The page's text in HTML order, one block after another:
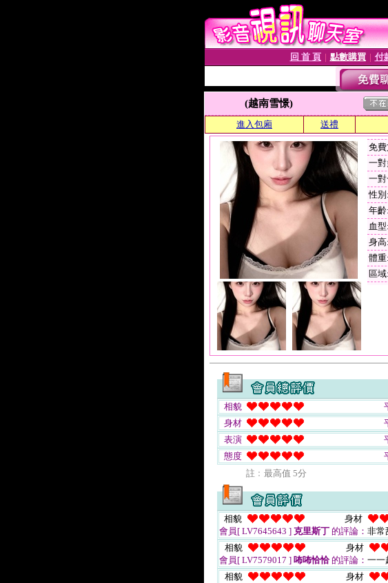
回 首 頁 點數購買│ 付
(越南雪憬)
進入包廂 送禮
免
一
一
性
年
血型:
身高
體
區
相貌
身材
表演
態度
註﹕最高值 5分
相貌 身材
會員[ LV7645643 ] 克里斯丁 的評論： 非常
相貌 身材
會員[ LV7579017 ] 咘咘恰恰的評論： 一一
相貌 身材